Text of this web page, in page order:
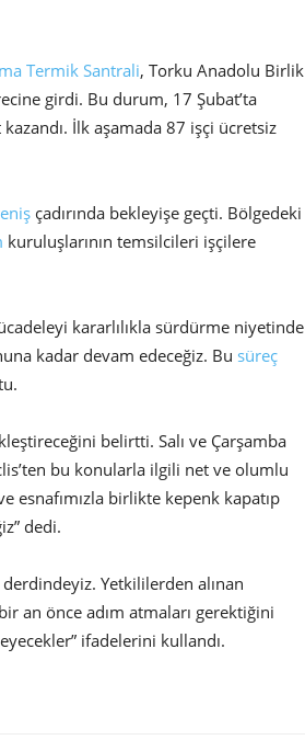
Termik Santrali, Torku Anadolu Birlik
girdi. Bu durum, 17 Şubat’ta
İlk aşamada 87 işçi ücretsiz
çadırında bekleyişe geçti. Bölgedeki
kuruluşlarının temsilcileri işçilere
kararlılıkla sürdürme niyetinde
kadar devam edeceğiz. Bu süreç
belirtti. Salı ve Çarşamba
bu konularla ilgili net ve olumlu
esnafımızla birlikte kepenk kapatıp
dedi.
Yetkililerden alınan
an önce adım atmaları gerektiğini
ifadelerini kullandı.